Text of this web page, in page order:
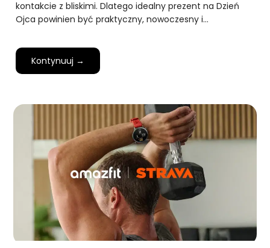
kontakcie z bliskimi. Dlatego idealny prezent na Dzień
Ojca powinien być praktyczny, nowoczesny i…
Kontynuuj →